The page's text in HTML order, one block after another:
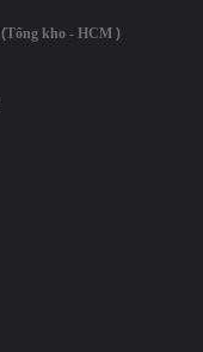
(Tổng kho - HCM )